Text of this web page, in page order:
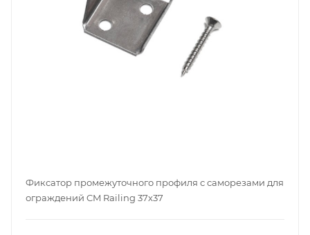
Фиксатор промежуточного профиля с саморезами для
ограждений CM Railing 37х37